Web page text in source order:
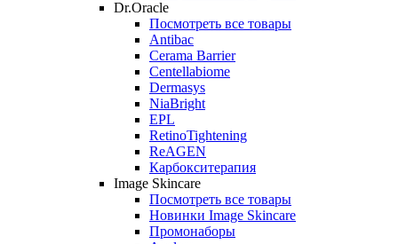
Dr.Oracle
Посмотреть все товары
Antibac
Cerama Barrier
Centellabiome
Dermasys
NiaBright
EPL
RetinoTightening
ReAGEN
Карбокситерапия
Image Skincare
Посмотреть все товары
Новинки Image Skincare
Промонаборы